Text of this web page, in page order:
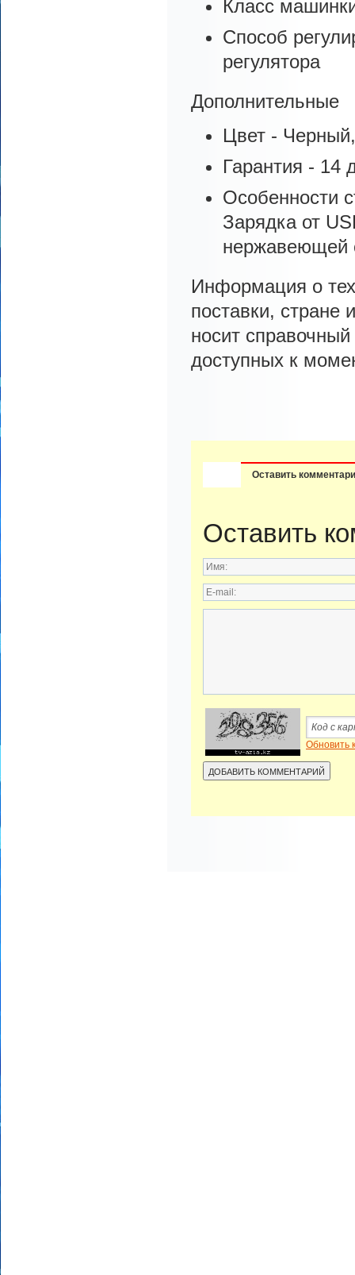
Класс
Способ
регулятора
Дополнительные
Цвет -
Гарантия - 14
Особенности
Зарядка от
нержавеющей
Информация о
поставки, стране
носит
доступных к
Оставить
Оставить
Обновить